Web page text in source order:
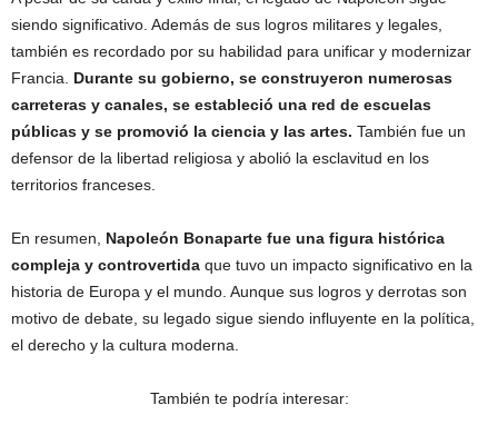
siendo significativo. Además de sus logros militares y legales,
también es recordado por su habilidad para unificar y modernizar
Francia.
Durante su gobierno, se construyeron numerosas
carreteras y canales, se estableció una red de escuelas
públicas y se promovió la ciencia y las artes. También fue un
defensor de la libertad religiosa y abolió la esclavitud en los
territorios franceses.
En resumen,
Napoleón Bonaparte fue una figura histórica
compleja y controvertida que tuvo un impacto significativo en la
historia de Europa y el mundo. Aunque sus logros y derrotas son
motivo de debate, su legado sigue siendo influyente en la política,
el derecho y la cultura moderna.
También te podría interesar: